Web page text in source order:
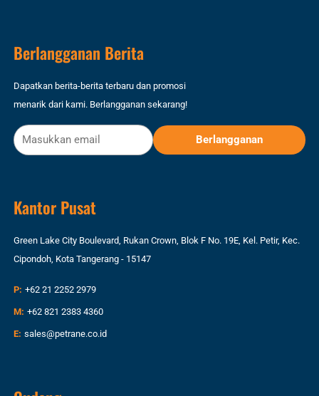
Berlangganan Berita
Dapatkan berita-berita terbaru dan promosi
menarik dari kami. Berlangganan sekarang!
Kantor Pusat
Green Lake City Boulevard, Rukan Crown, Blok F No. 19E, Kel. Petir, Kec.
Cipondoh, Kota Tangerang - 15147
P: +62 21 2252 2979
M: +62 821 2383 4360
E: sales@petrane.co.id